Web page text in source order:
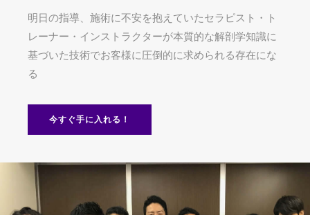
明日の指導、施術に不安を抱えていたセラピスト・ト
レーナー・インストラクターが本質的な解剖学知識に
基づいた技術でお客様に圧倒的に求められる存在にな
る
今すぐ手に入れる！